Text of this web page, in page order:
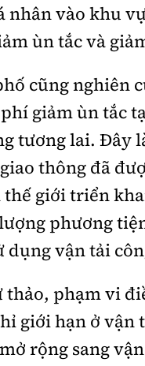
nhân vào khu
ùn tắc và
cũng nghiên
giảm ùn tắc
tương lai. Đây
thông đã
giới triển
phương
dụng vận tải
thảo, phạm vi
giới hạn ở vận
rộng sang